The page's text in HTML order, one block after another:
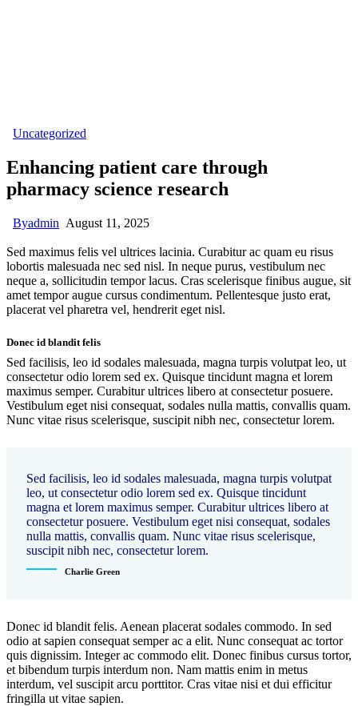
Uncategorized
Enhancing patient care through
pharmacy science research
Byadmin August 11, 2025
Sed maximus felis vel ultrices lacinia. Curabitur ac quam eu risus
lobortis malesuada nec sed nisl. In neque purus, vestibulum nec
neque a, sollicitudin tempor lacus. Cras scelerisque finibus augue, sit
amet tempor augue cursus condimentum. Pellentesque justo erat,
placerat vel pharetra vel, hendrerit eget nisl.
Donec id blandit felis
Sed facilisis, leo id sodales malesuada, magna turpis volutpat leo, ut
consectetur odio lorem sed ex. Quisque tincidunt magna et lorem
maximus semper. Curabitur ultrices libero at consectetur posuere.
Vestibulum eget nisi consequat, sodales nulla mattis, convallis quam.
Nunc vitae risus scelerisque, suscipit nibh nec, consectetur lorem.
Sed facilisis, leo id sodales malesuada, magna turpis volutpat
leo, ut consectetur odio lorem sed ex. Quisque tincidunt
magna et lorem maximus semper. Curabitur ultrices libero at
consectetur posuere. Vestibulum eget nisi consequat, sodales
nulla mattis, convallis quam. Nunc vitae risus scelerisque,
suscipit nibh nec, consectetur lorem.
Charlie Green
Donec id blandit felis. Aenean placerat sodales commodo. In sed
odio at sapien consequat semper ac a elit. Nunc consequat ac tortor
quis dignissim. Integer ac commodo elit. Donec finibus cursus tortor,
et bibendum turpis interdum non. Nam mattis enim in metus
interdum, vel suscipit arcu porttitor. Cras vitae nisi et dui efficitur
fringilla ut vitae sapien.